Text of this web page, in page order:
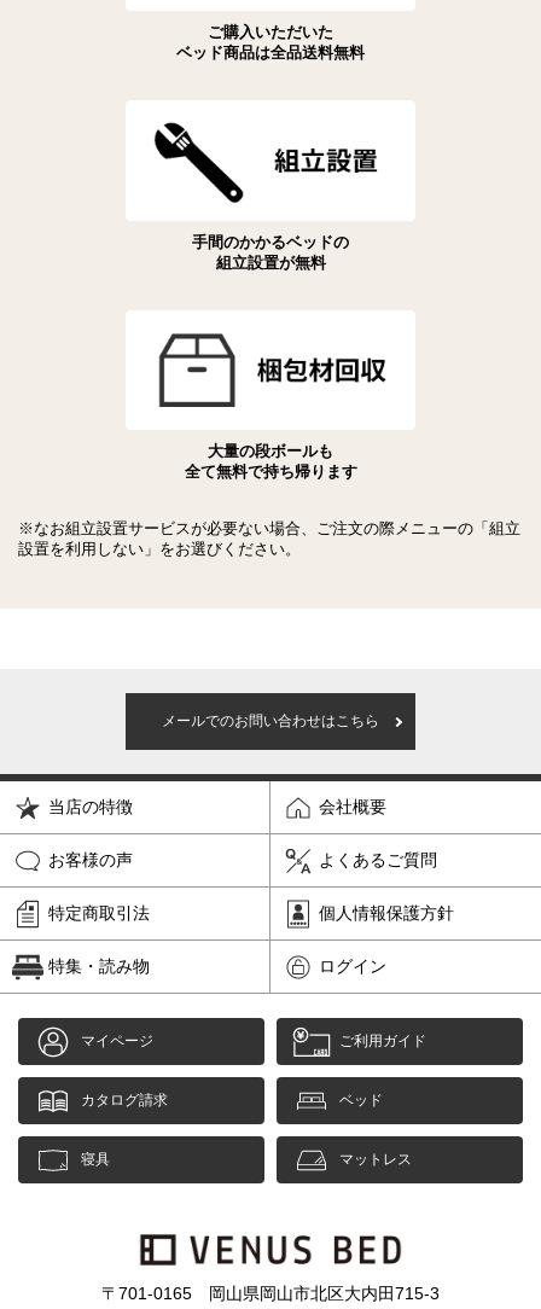
ご購入いただいた
ベッド商品は全品送料無料
手間のかかるベッドの
組立設置が無料
大量の段ボールも
全て無料で持ち帰ります
※なお組立設置サービスが必要ない場合、ご注文の際メニューの「組立
設置を利用しない」をお選びください。
メールでのお問い合わせはこちら
当店の特徴 会社概要
お客様の声 よくあるご質問
特定商取引法 個人情報保護方針
特集・読み物 ログイン
マイページ ご利用ガイド
カタログ請求 ベッド
寝具 マットレス
〒701-0165 岡山県岡山市北区大内田715-3